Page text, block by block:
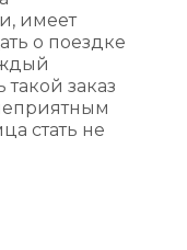
имеет
о поездке
заказ
стать не